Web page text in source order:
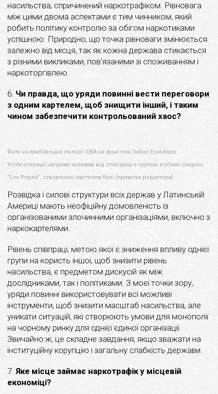
насильства, спричинений наркотрафіком. Рівновага
між цими двома аспектами є тим чинником, який
робить політику контролю за обігом наркотиками
успішною. Природно, що точка рівноваги змінюється
залежно від місця, так як кожна держава стикається
з різними викликами, пов’язаними зі споживанням і
наркоторгівлею.
6. Чи правда, що уряди повинні вести переговори
з одним картелем, щоб знищити інший, і таким
чином забезпечити контрольований хаос?
Фото колумбіїйської поліції і DEA на фоні тіла Пабло Ескобара
Успіх операції напряму залежав від співпраці з групою елітних сікаріос
“Los Pepes”, створеною картелем Калі (примітка редактора)
Розвідка і силові структури всіх держав у Латинській
Америці мають неофіційну домовленість із
організованими злочинними організаціями, включно з
наркокартелями.
Рівень співпраці, метою якої є зниження впливу однієї
групи на користь іншої, щоб знизити рівень
насильства, є предметом дискусій як між
дослідниками, так і політиками. З моєї точки зору,
уряди повинні використовувати всі можливі
інструменти, щоб знизити масштаб насильства, але
уникати ситуацій, які створюють умови для монополії
на чорному ринку для однієї єдиної організації.
Звичайно ж, це складне завдання, якщо зважати на
інституційну корупцію і загальну слабкість держави.
7. Яке місце займає наркотрафік у місцевій
економіці?